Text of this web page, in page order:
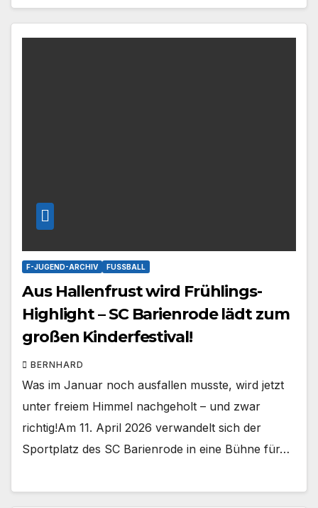
F-JUGEND-ARCHIV FUSSBALL
Aus Hallenfrust wird Frühlings-
Highlight – SC Barienrode lädt zum
großen Kinderfestival!
BERNHARD
Was im Januar noch ausfallen musste, wird jetzt
unter freiem Himmel nachgeholt – und zwar
richtig!Am 11. April 2026 verwandelt sich der
Sportplatz des SC Barienrode in eine Bühne für…